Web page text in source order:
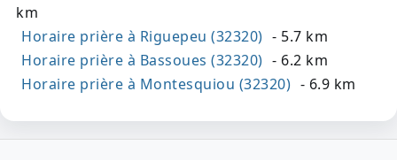
km
Horaire prière à Riguepeu (32320) - 5.7 km
Horaire prière à Bassoues (32320) - 6.2 km
Horaire prière à Montesquiou (32320) - 6.9 km